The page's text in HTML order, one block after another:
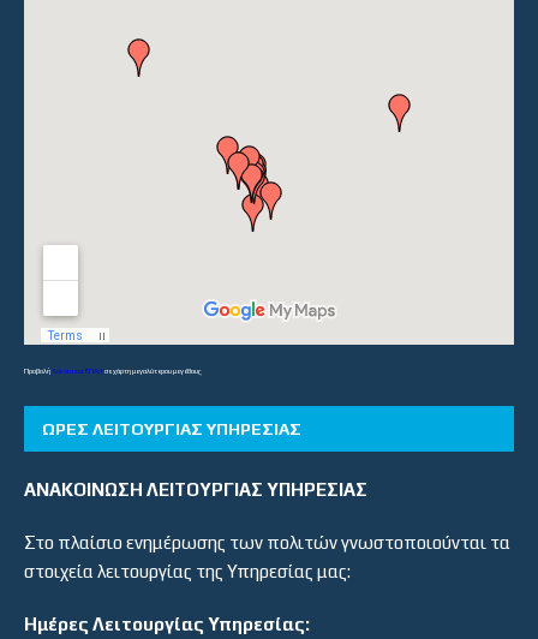
ΠροβολήΛύκεια και ΕΠΑΛσε χάρτη μεγαλύτερου μεγέθους
ΏΡΕΣ ΛΕΙΤΟΥΡΓΊΑΣ ΥΠΗΡΕΣΊΑΣ
ΑΝΑΚΟΙΝΩΣΗ ΛΕΙΤΟΥΡΓΙΑΣ ΥΠΗΡΕΣΙΑΣ
Στο πλαίσιο ενημέρωσης των πολιτών γνωστοποιούνται τα
στοιχεία λειτουργίας της Υπηρεσίας μας:
Ημέρες Λειτουργίας Υπηρεσίας: